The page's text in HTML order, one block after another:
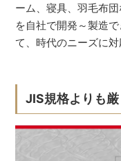
ーム、寝具、羽毛布
を自社で開発～製造
て、時代のニーズに
JIS規格よりも